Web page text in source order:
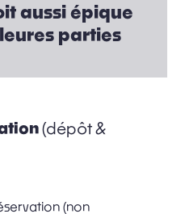
aussi épique
parties
(dépôt &
(non